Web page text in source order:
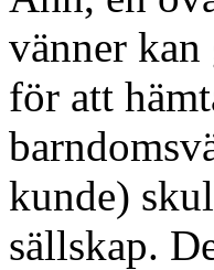
vänner
för att
kunde)
sällskap.